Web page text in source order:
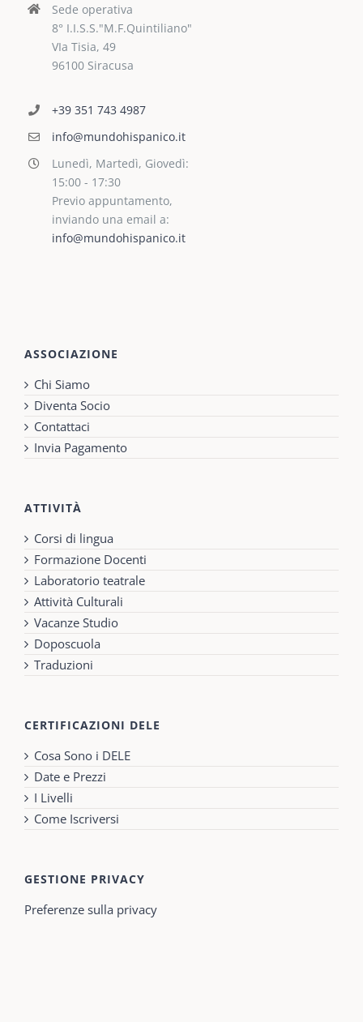
Sede operativa
8° I.I.S.S."M.F.Quintiliano"
VIa Tisia, 49
96100 Siracusa
+39 351 743 4987
info@mundohispanico.it
Lunedì, Martedì, Giovedì:
15:00 - 17:30
Previo appuntamento,
inviando una email a:
info@mundohispanico.it
ASSOCIAZIONE
Chi Siamo
Diventa Socio
Contattaci
Invia Pagamento
ATTIVITÀ
Corsi di lingua
Formazione Docenti
Laboratorio teatrale
Attività Culturali
Vacanze Studio
Doposcuola
Traduzioni
CERTIFICAZIONI DELE
Cosa Sono i DELE
Date e Prezzi
I Livelli
Come Iscriversi
GESTIONE PRIVACY
Preferenze sulla privacy